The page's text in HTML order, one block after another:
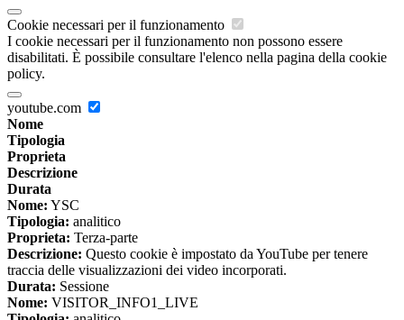
Cookie necessari per il funzionamento
I cookie necessari per il funzionamento non possono essere
disabilitati. È possibile consultare l'elenco nella pagina della cookie
policy.
youtube.com
Nome
Tipologia
Proprieta
Descrizione
Durata
Nome: YSC
Tipologia: analitico
Proprieta: Terza-parte
Descrizione: Questo cookie è impostato da YouTube per tenere
traccia delle visualizzazioni dei video incorporati.
Durata: Sessione
Nome: VISITOR_INFO1_LIVE